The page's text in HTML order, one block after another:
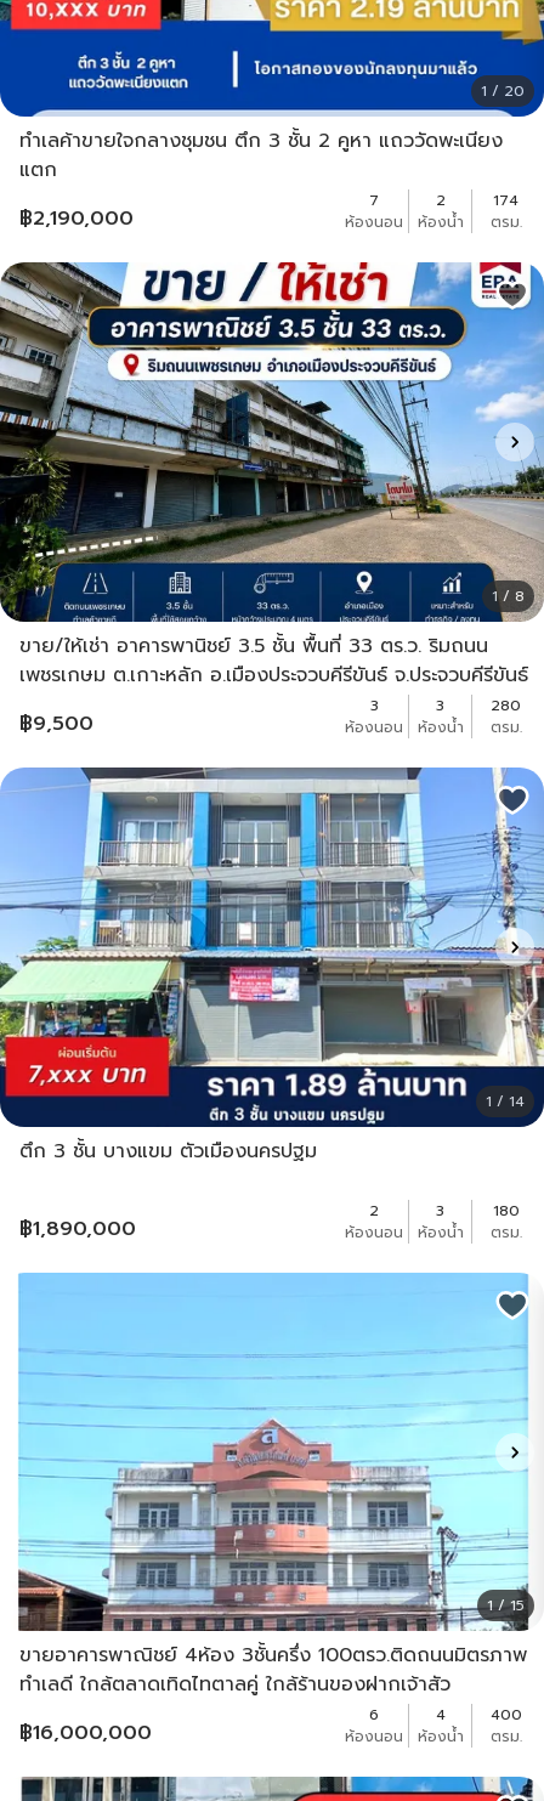
1 / 20
ทำเลค้าขายใจกลางชุมชน ตึก 3 ชั้น 2 คูหา แถววัดพะเนียง
แตก
฿2,190,000
7
ห้องนอน
2
ห้องน้ำ
174
ตรม.
1 / 8
ขาย/ให้เช่า อาคารพานิชย์ 3.5 ชั้น พื้นที่ 33 ตร.ว. ริมถนน
เพชรเกษม ต.เกาะหลัก อ.เมืองประจวบคีรีขันธ์ จ.ประจวบคีรีขันธ์
฿9,500
3
ห้องนอน
3
ห้องน้ำ
280
ตรม.
1 / 14
ตึก 3 ชั้น บางแขม ตัวเมืองนครปฐม
฿1,890,000
2
ห้องนอน
3
ห้องน้ำ
180
ตรม.
1 / 15
ขายอาคารพาณิชย์ 4ห้อง 3ชั้นครึ่ง 100ตรว.ติดถนนมิตรภาพ
ทำเลดี ใกล้ตลาดเทิดไทตาลคู่ ใกล้ร้านของฝากเจ้าสัว
฿16,000,000
6
ห้องนอน
4
ห้องน้ำ
400
ตรม.